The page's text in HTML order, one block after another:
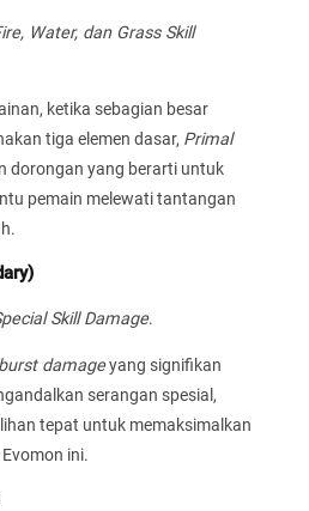
Water, dan Grass Skill
ketika sebagian besar
tiga elemen dasar, Primal
dorongan yang berarti untuk
pemain melewati tantangan
Skill Damage.
burst damageyang signifikan
serangan spesial,
tepat untuk memaksimalkan
ini.